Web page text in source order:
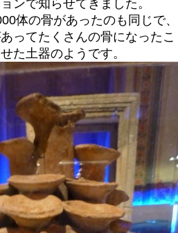
ンで知らせてきました。
体の骨があったのも同じで、
ってたくさんの骨になったこ
た土器のようです。